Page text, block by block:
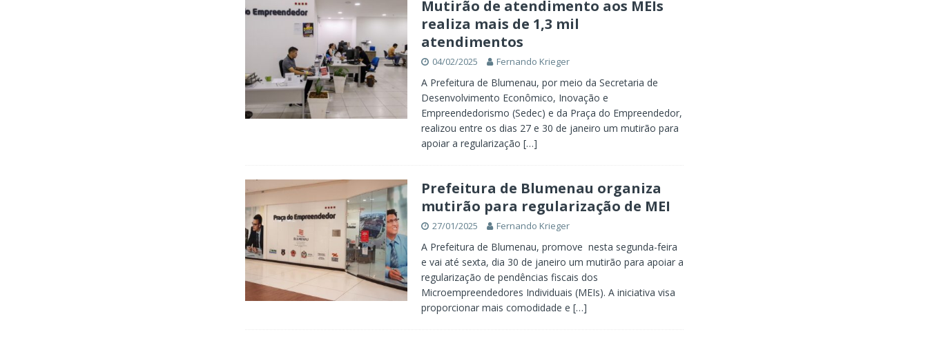
Mutirão de atendimento aos MEIs
realiza mais de 1,3 mil
atendimentos
04/02/2025 Fernando Krieger
A Prefeitura de Blumenau, por meio da Secretaria de
Desenvolvimento Econômico, Inovação e
Empreendedorismo (Sedec) e da Praça do Empreendedor,
realizou entre os dias 27 e 30 de janeiro um mutirão para
apoiar a regularização […]
Prefeitura de Blumenau organiza
mutirão para regularização de MEI
27/01/2025 Fernando Krieger
A Prefeitura de Blumenau, promove nesta segunda-feira
e vai até sexta, dia 30 de janeiro um mutirão para apoiar a
regularização de pendências fiscais dos
Microempreendedores Individuais (MEIs). A iniciativa visa
proporcionar mais comodidade e […]